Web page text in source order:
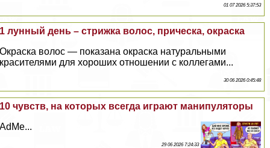
01 07 2026 5:37:53
1 лунный день – стрижка волос, прическа, окраска
Окраска волос — показана окраска натуральными
красителями для хороших отношении с коллегами...
30 06 2026 0:45:48
10 чувств, на которых всегда играют манипуляторы
AdMe...
29 06 2026 7:24:33